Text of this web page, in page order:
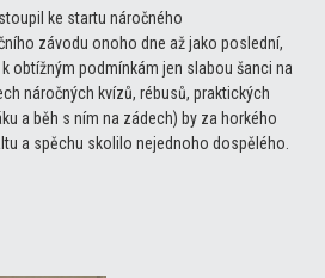
ke startu náročného
závodu onoho dne až jako poslední,
obtížným podmínkám jen slabou šanci na
náročných kvízů, rébusů, praktických
a běh s ním na zádech) by za horkého
a spěchu skolilo nejednoho dospělého.